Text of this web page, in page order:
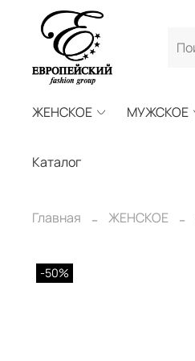
ЖЕНСКОЕ МУЖСКОЕ
Каталог
Главная ЖЕНСКОЕ
-50%